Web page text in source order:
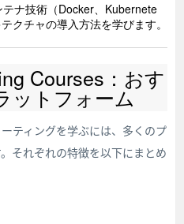
テナ技術（Docker、Kubernete
クチャの導入方法を学びます。
Courses：おす
ットフォーム
ティングを学ぶには、多くのプ
それぞれの特徴を以下にまとめ